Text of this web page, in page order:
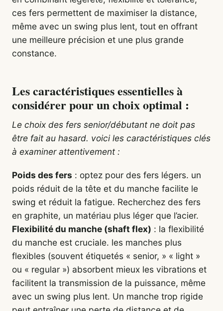
ces fers permettent de maximiser la distance,
même avec un swing plus lent, tout en offrant
une meilleure précision et une plus grande
constance.
Les caractéristiques essentielles à
considérer pour un choix optimal :
Le choix des fers senior/débutant ne doit pas
être fait au hasard. voici les caractéristiques clés
à examiner attentivement :
Poids des fers : optez pour des fers légers. un
poids réduit de la tête et du manche facilite le
swing et réduit la fatigue. Recherchez des fers
en graphite, un matériau plus léger que l’acier.
Flexibilité du manche (shaft flex) : la flexibilité
du manche est cruciale. les manches plus
flexibles (souvent étiquetés « senior, » « light »
ou « regular ») absorbent mieux les vibrations et
facilitent la transmission de la puissance, même
avec un swing plus lent. Un manche trop rigide